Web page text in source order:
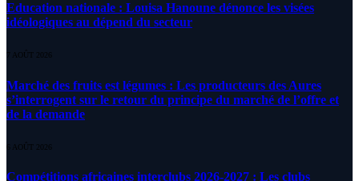
Education nationale : Louisa Hanoune dénonce les visées
idéologiques au dépend du secteur
7 AOÛT 2026
Marché des fruits est légumes : Les producteurs des Aures
s’interrogent sur le retour du principe du marché de l’offre et
de la demande
6 AOÛT 2026
Compétitions africaines interclubs 2026-2027 : Les clubs